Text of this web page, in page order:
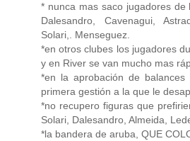
* nunca mas saco jugadores
Dalesandro, Cavenagui,
Solari,. Menseguez.
*en otros clubes los jugadores
y en River se van mucho mas
*en la aprobación de
primera gestión a la que le
*no recupero figuras que
Solari, Dalesandro, Almeida,
*la bandera de aruba, QUE